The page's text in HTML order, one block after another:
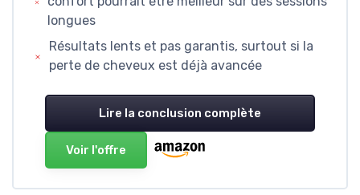
longues
Résultats lents et pas garantis, surtout si la
perte de cheveux est déjà avancée
Lire la conclusion complète
Voir l'offre